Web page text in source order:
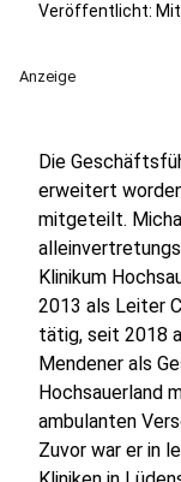
Veröffentlicht:
Anzeige
Die
erweitert
mitgeteilt.
Klinikum
2013 als Leiter
tätig, seit 2018
Mendener als
Hochsauerland
ambulanten
Zuvor war er in